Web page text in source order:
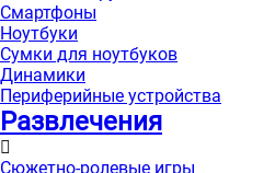
Смартфоны
Ноутбуки
Сумки для ноутбуков
Динамики
Периферийные устройства
Развлечения
Сюжетно-ролевые игры